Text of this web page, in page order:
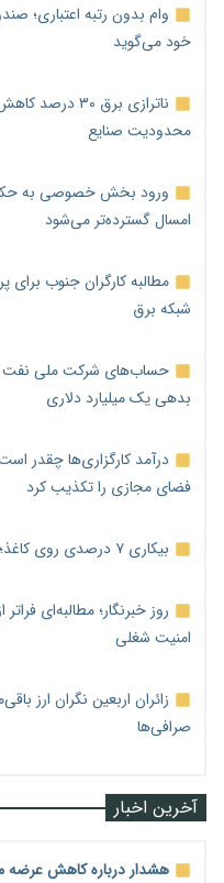
وام بدون رتبه اعتباری؛
خود می‌گوید
ناترازی برق
محدودیت صنایع
ورود بخش خصوصی به
امسال گسترده‌تر می‌شود
مطالبه کارگران جنوب
شبکه برق
حساب‌های شرکت ملی نفت
بدهی یک میلیارد دلاری
درآمد کارگزاری‌ها چقدر
فضای مجازی را تکذیب کرد
بیکاری ۷ درصدی روی کاغذ؛ آیا در واقعیت هم این چنین است؟
روز خبرنگار؛ مطالبه‌ای
امنیت شغلی
زائران اربعین نگران ارز
صرافی‌ها
آخرین اخبار
هشدار درباره کاهش عرضه